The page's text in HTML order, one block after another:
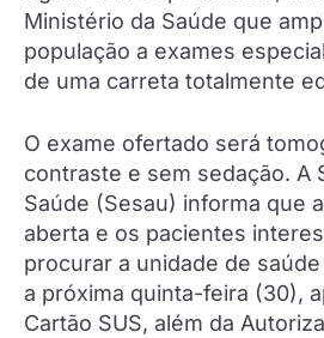
Ministério da Saúde que
população a exames
de uma carreta totalmente
O exame ofertado será
contraste e sem sedação. A
Saúde (Sesau) informa que
aberta e os pacientes
procurar a unidade de
a próxima quinta-feira (30),
Cartão SUS, além da